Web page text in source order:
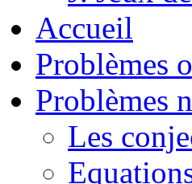
Accueil
Problèmes
Problèmes
Les